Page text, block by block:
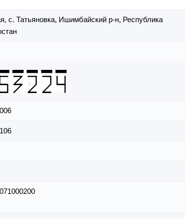
с. Татьяновка, Ишимбайский р-н, Республика